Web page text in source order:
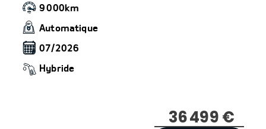
9 000km
Automatique
07/2026
Hybride
36 499 €